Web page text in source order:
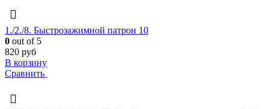
1./2./8. Быстрозажимной патрон 10
0 out of 5
820 руб
В корзину
Сравнить